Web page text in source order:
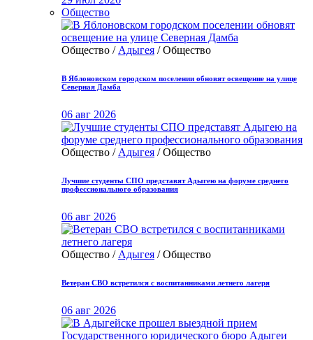
Общество
Общество / Адыгея / Общество
В Яблоновском городском поселении обновят освещение на улице
Северная Дамба
06 авг 2026
Общество / Адыгея / Общество
Лучшие студенты СПО представят Адыгею на форуме среднего
профессионального образования
06 авг 2026
Общество / Адыгея / Общество
Ветеран СВО встретился с воспитанниками летнего лагеря
06 авг 2026